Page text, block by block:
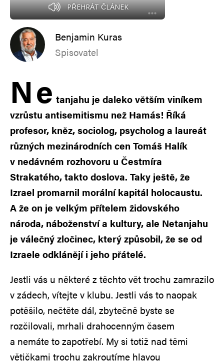
PŘEHRÁT ČLÁNEK
Benjamin Kuras
Spisovatel
Ne tanjahu je daleko větším viníkem
vzrůstu antisemitismu než Hamás! Říká
profesor, kněz, sociolog, psycholog a laureát
různých mezinárodních cen Tomáš Halík
v nedávném rozhovoru u Čestmíra
Strakatého, takto doslova. Taky ještě, že
Izrael promarnil morální kapitál holocaustu.
A že on je velkým přítelem židovského
národa, náboženství a kultury, ale Netanjahu
je válečný zločinec, který způsobil, že se od
Izraele odklánějí i jeho přátelé.
Jestli vás u některé z těchto vět trochu zamrazilo
v zádech, vítejte v klubu. Jestli vás to naopak
potěšilo, nečtěte dál, zbytečně byste se
rozčilovali, mrhali drahocenným časem
a nemáte to zapotřebí. My si totiž nad těmi
větičkami trochu zakroutíme hlavou